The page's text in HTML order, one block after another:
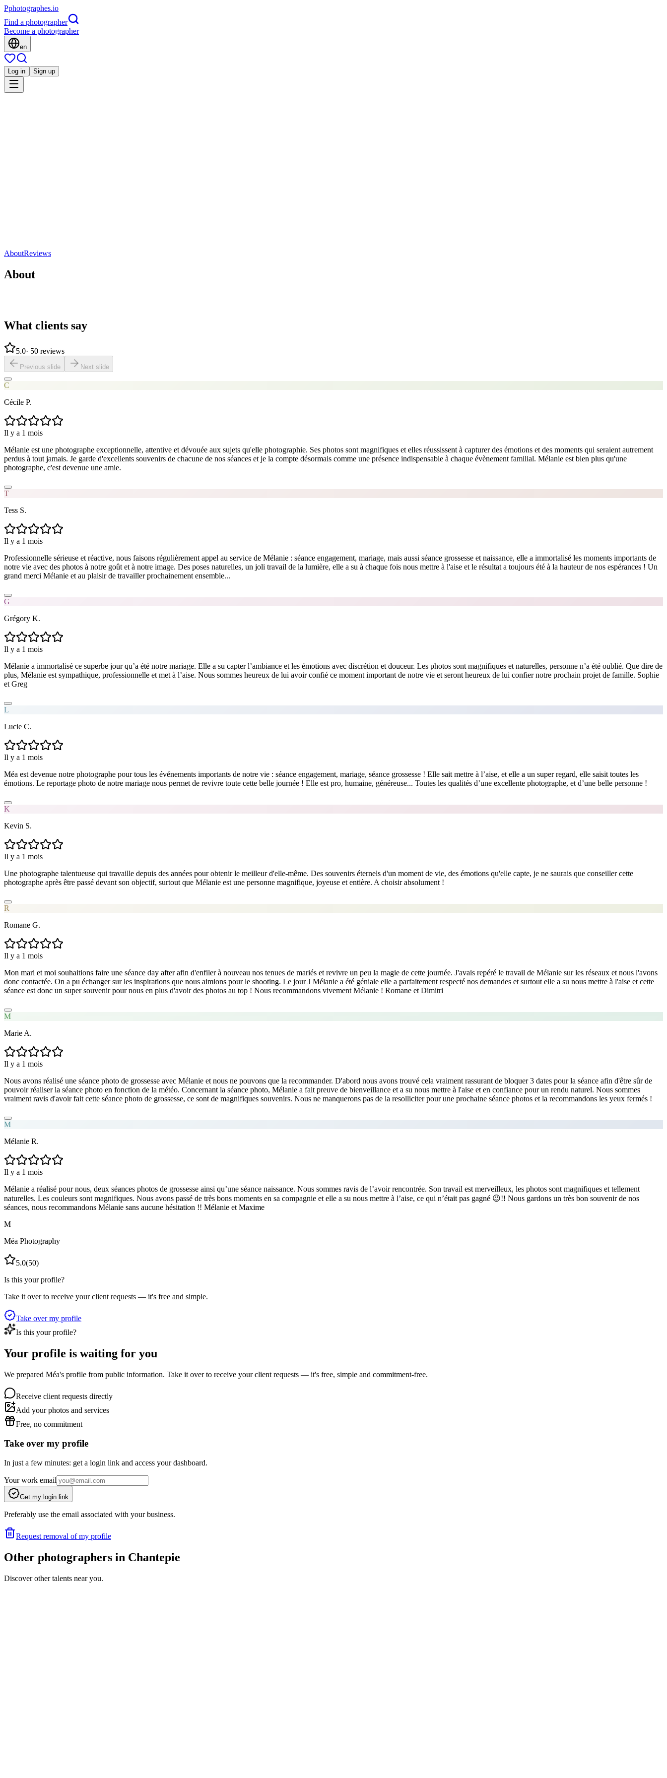
Pphotographes.io
Find a photographer
Become a photographer
en
Log in Sign up
Share
AboutReviews
About
What clients say
5.0· 50 reviews
Previous slide Next slide
C
Cécile P.
Il y a 1 mois
Mélanie est une photographe exceptionnelle, attentive et dévouée aux sujets qu'elle photographie. Ses photos sont magnifiques et elles réussissent à capturer des émotions et des moments qui seraient autrement
perdus à tout jamais. Je garde d'excellents souvenirs de chacune de nos séances et je la compte désormais comme une présence indispensable à chaque évènement familial. Mélanie est bien plus qu'une
photographe, c'est devenue une amie.
T
Tess S.
Il y a 1 mois
Professionnelle sérieuse et réactive, nous faisons régulièrement appel au service de Mélanie : séance engagement, mariage, mais aussi séance grossesse et naissance, elle a immortalisé les moments importants de
notre vie avec des photos à notre goût et à notre image. Des poses naturelles, un joli travail de la lumière, elle a su à chaque fois nous mettre à l'aise et le résultat a toujours été à la hauteur de nos espérances ! Un
grand merci Mélanie et au plaisir de travailler prochainement ensemble...
G
Grégory K.
Il y a 1 mois
Mélanie a immortalisé ce superbe jour qu’a été notre mariage. Elle a su capter l’ambiance et les émotions avec discrétion et douceur. Les photos sont magnifiques et naturelles, personne n’a été oublié. Que dire de
plus, Mélanie est sympathique, professionnelle et met à l’aise. Nous sommes heureux de lui avoir confié ce moment important de notre vie et seront heureux de lui confier notre prochain projet de famille. Sophie
et Greg
L
Lucie C.
Il y a 1 mois
Méa est devenue notre photographe pour tous les événements importants de notre vie : séance engagement, mariage, séance grossesse ! Elle sait mettre à l’aise, et elle a un super regard, elle saisit toutes les
émotions. Le reportage photo de notre mariage nous permet de revivre toute cette belle journée ! Elle est pro, humaine, généreuse... Toutes les qualités d’une excellente photographe, et d’une belle personne !
K
Kevin S.
Il y a 1 mois
Une photographe talentueuse qui travaille depuis des années pour obtenir le meilleur d'elle-même. Des souvenirs éternels d'un moment de vie, des émotions qu'elle capte, je ne saurais que conseiller cette
photographe après être passé devant son objectif, surtout que Mélanie est une personne magnifique, joyeuse et entière. A choisir absolument !
R
Romane G.
Il y a 1 mois
Mon mari et moi souhaitions faire une séance day after afin d'enfiler à nouveau nos tenues de mariés et revivre un peu la magie de cette journée. J'avais repéré le travail de Mélanie sur les réseaux et nous l'avons
donc contactée. On a pu échanger sur les inspirations que nous aimions pour le shooting. Le jour J Mélanie a été géniale elle a parfaitement respecté nos demandes et surtout elle a su nous mettre à l'aise et cette
séance est donc un super souvenir pour nous en plus d'avoir des photos au top ! Nous recommandons vivement Mélanie ! Romane et Dimitri
M
Marie A.
Il y a 1 mois
Nous avons réalisé une séance photo de grossesse avec Mélanie et nous ne pouvons que la recommander. D'abord nous avons trouvé cela vraiment rassurant de bloquer 3 dates pour la séance afin d'être sûr de
pouvoir réaliser la séance photo en fonction de la météo. Concernant la séance photo, Mélanie a fait preuve de bienveillance et a su nous mettre à l'aise et en confiance pour un rendu naturel. Nous sommes
vraiment ravis d'avoir fait cette séance photo de grossesse, ce sont de magnifiques souvenirs. Nous ne manquerons pas de la resolliciter pour une prochaine séance photos et la recommandons les yeux fermés !
M
Mélanie R.
Il y a 1 mois
Mélanie a réalisé pour nous, deux séances photos de grossesse ainsi qu’une séance naissance. Nous sommes ravis de l’avoir rencontrée. Son travail est merveilleux, les photos sont magnifiques et tellement
naturelles. Les couleurs sont magnifiques. Nous avons passé de très bons moments en sa compagnie et elle a su nous mettre à l’aise, ce qui n’était pas gagné 😉!! Nous gardons un très bon souvenir de nos
séances, nous recommandons Mélanie sans aucune hésitation !! Mélanie et Maxime
M
Méa Photography
5.0(50)
Is this your profile?
Take it over to receive your client requests — it's free and simple.
Take over my profile
Is this your profile?
Your profile is waiting for you
We prepared Méa's profile from public information. Take it over to receive your client requests — it's free, simple and commitment-free.
Receive client requests directly
Add your photos and services
Free, no commitment
Take over my profile
In just a few minutes: get a login link and access your dashboard.
Your work email
Get my login link
Preferably use the email associated with your business.
Request removal of my profile
Other photographers in Chantepie
Discover other talents near you.